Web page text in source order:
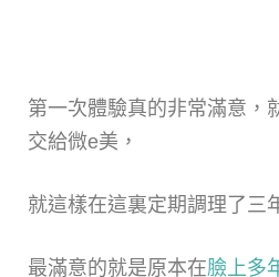
第一次體驗真的非常滿意，
交給微e美，
就這樣在這裏定期調理了三
最滿意的就是原本在臉上多